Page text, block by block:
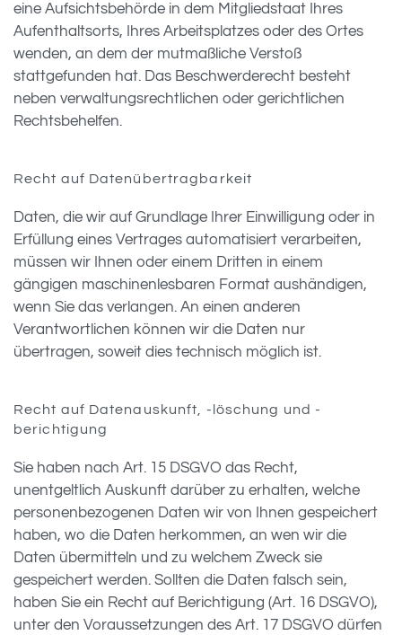
eine Aufsichtsbehörde in dem Mitgliedstaat Ihres
Aufenthaltsorts, Ihres Arbeitsplatzes oder des Ortes
wenden, an dem der mutmaßliche Verstoß
stattgefunden hat. Das Beschwerderecht besteht
neben verwaltungsrechtlichen oder gerichtlichen
Rechtsbehelfen.
Recht auf Datenübertragbarkeit
Daten, die wir auf Grundlage Ihrer Einwilligung oder in
Erfüllung eines Vertrages automatisiert verarbeiten,
müssen wir Ihnen oder einem Dritten in einem
gängigen maschinenlesbaren Format aushändigen,
wenn Sie das verlangen. An einen anderen
Verantwortlichen können wir die Daten nur
übertragen, soweit dies technisch möglich ist.
Recht auf Datenauskunft, -löschung und -
berichtigung
Sie haben nach Art. 15 DSGVO das Recht,
unentgeltlich Auskunft darüber zu erhalten, welche
personenbezogenen Daten wir von Ihnen gespeichert
haben, wo die Daten herkommen, an wen wir die
Daten übermitteln und zu welchem Zweck sie
gespeichert werden. Sollten die Daten falsch sein,
haben Sie ein Recht auf Berichtigung (Art. 16 DSGVO),
unter den Voraussetzungen des Art. 17 DSGVO dürfen